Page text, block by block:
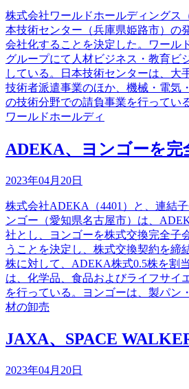
株式会社ワールドホールディングス
本技術センター（兵庫県姫路市）の
会社化することを決定した。ワール
グループにて人材ビジネス・教育ビ
している。日本技術センターは、大
技術者派遣事業のほか、機械・電気
の技術分野での請負事業を行ってい
ワールドホールディ
ADEKA、ヨンゴーを完
2023年04月20日
株式会社ADEKA（4401）と、連結
ンゴー（愛知県名古屋市）は、
社とし、ヨンゴーを株式交換完全子
うことを決定し、株式交換契約を締
株に対して、ADEKA株式0.5株を割
は、化学品、食品およびライフサイ
を行っている。ヨンゴーは、製パン
材の卸売
JAXA、SPACE
2023年04月20日